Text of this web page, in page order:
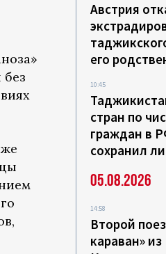
Австрия
его
10:45
стран по
граждан в
сохранил
05.08.2026
14:58
Второй
караван»